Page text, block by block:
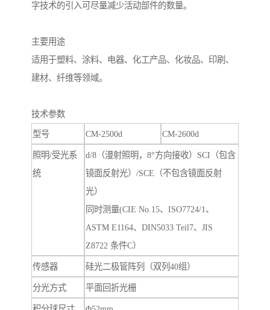
字技术的引入可尽量减少活动部件的数量。
主要用途
适用于塑料、涂料、电器、化工产品、化妆品、印刷、
建材、纤维等领域。
技术参数
型号 CM-2500d CM-2600d
照明/受光系
统
d/8（漫射照明，8°方向接收）SCI（包含
镜面反射光）/SCE（不包含镜面反射
光）
同时测量(CIE No.15、ISO7724/1、
ASTM E1164、DIN5033 Teil7、JIS
Z8722 条件C）
传感器 硅光二极管阵列（双列40组）
分光方式 平面回折光栅